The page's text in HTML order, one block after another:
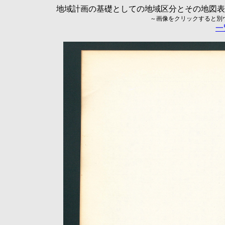
地域計画の基礎としての地域区分とその地
～画像をクリックすると
一